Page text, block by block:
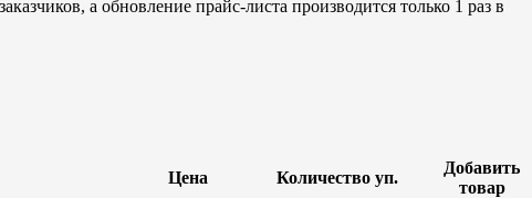
а обновление прайс-листа производится только 1 раз в
Цена Количество уп.
Добавить
товар